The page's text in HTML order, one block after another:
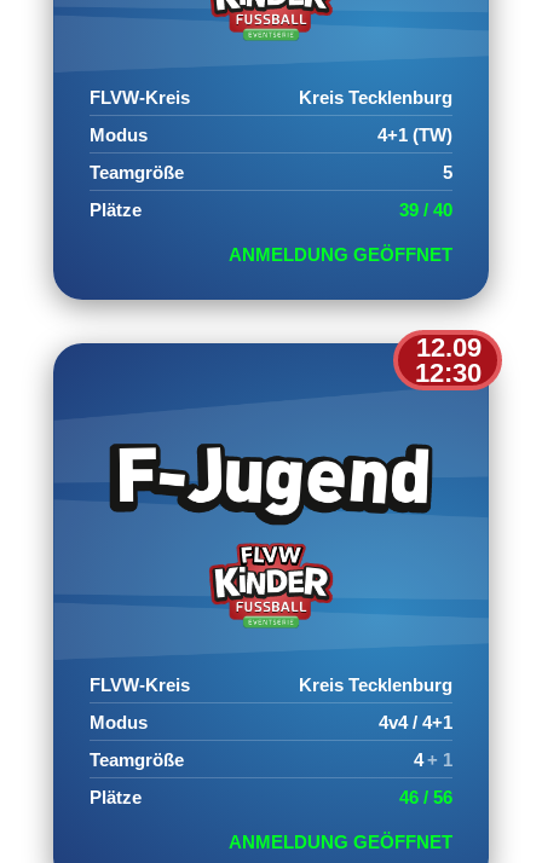
FLVW-Kreis
Kreis Tecklenburg
Modus
4+1 (TW)
Teamgröße
5
Plätze
39 / 40
ANMELDUNG GEÖFFNET
12.09
12:30
FLVW-Kreis
Kreis Tecklenburg
Modus
4v4 / 4+1
Teamgröße
4+ 1
Plätze
46 / 56
ANMELDUNG GEÖFFNET